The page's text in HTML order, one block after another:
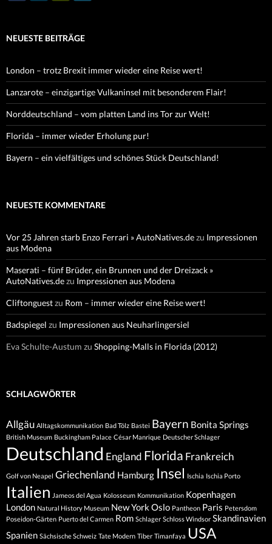
NEUESTE BEITRÄGE
London – trotz Brexit immer wieder eine Reise wert!
Lanzarote – einzigartige Vulkaninsel mit besonderem Flair!
Norddeutschland – vom platten Land ins Tor zur Welt!
Florida – immer wieder Erholung pur!
Bayern – ein vielfältiges und schönes Stück Deutschland!
NEUESTE KOMMENTARE
Vor 25 Jahren starb Enzo Ferrari » AutoNatives.dezu Impressionen
aus Modena
Maserati – fünf Brüder, ein Brunnen und der Dreizack »
AutoNatives.dezu Impressionen aus Modena
Cliftonguestzu Rom – immer wieder eine Reise wert!
Badspiegel zu Impressionen aus Neuharlingersiel
Eva Schulte-Austum zu Shopping-Malls in Florida (2012)
SCHLAGWÖRTER
Allgäu Alltagskommunikation Bad Tölz Bastei Bayern Bonita Springs
British Museum Buckingham Palace César Manrique Deutscher Schlager
Deutschland England Florida Frankreich
Golf von Neapel Griechenland Hamburg Insel Ischia Ischia Porto
Italien Jameos del Agua Kolosseum Kommunikation Kopenhagen
London Natural History Museum New YorkOslo Pantheon Paris Petersdom
Poseidon-Gärten Puerto del Carmen Rom Schlager Schloss Windsor Skandinavien
Spanien Sächsische Schweiz Tate Modern Tiber Timanfaya USA